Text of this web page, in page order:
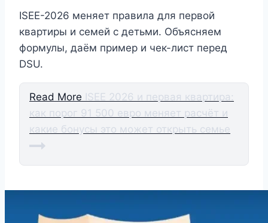
ISEE-2026 меняет правила для первой
квартиры и семей с детьми. Объясняем
формулы, даём пример и чек-лист перед
DSU.
Read More ISEE 2026 и первая квартира:
как порог 91 500 евро меняет расчёт и
какие бонусы это может открыть семье